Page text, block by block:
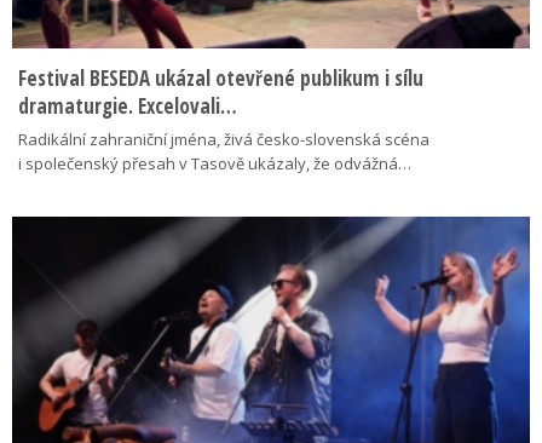
Festival BESEDA ukázal otevřené publikum i sílu
dramaturgie. Excelovali…
Radikální zahraniční jména, živá česko-slovenská scéna
i společenský přesah v Tasově ukázaly, že odvážná…